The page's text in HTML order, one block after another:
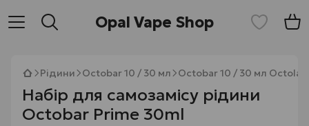
Opal Vape Shop
Рідини Octobar 10 / 30 мл Octobar 10 / 30 мл Octolab
Набір для самозамісу рідини
Octobar Prime 30ml